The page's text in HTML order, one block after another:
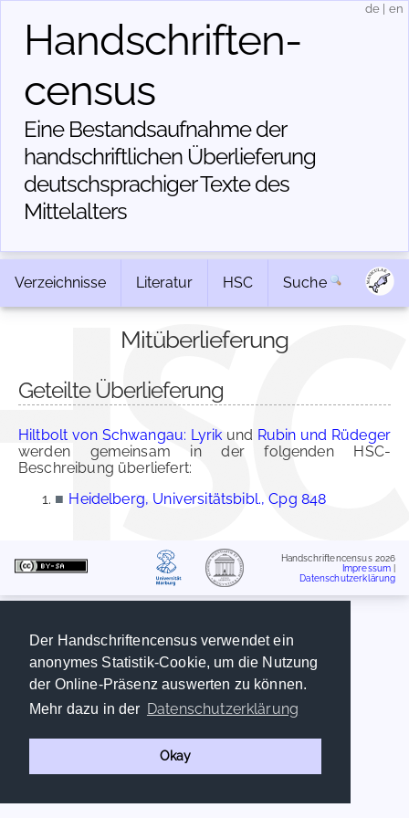
Der Handschriftencensus verwendet ein
anonymes Statistik-Cookie, um die Nutzung
der Online-Präsenz auswerten zu können.
Mehr dazu in der Datenschutzerklärung
Okay
Handschriften­
census
Eine Bestandsaufnahme der
handschriftlichen Über­lieferung
deutschsprachiger Texte des
Mittelalters
de en
Verzeichnisse Literatur HSC Suche
Mitüberlieferung
Geteilte Überlieferung
Hiltbolt von Schwangau: Lyrikund Rubin und Rüdeger
werden gemeinsam in der folgenden HSC-
Beschreibung überliefert:
■ Heidelberg, Universitätsbibl., Cpg 848
Handschriftencensus 2026
Impressum
Datenschutzerklärung